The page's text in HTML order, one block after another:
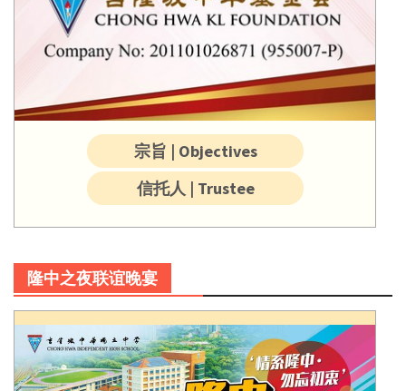
宗旨 | Objectives
信托人 | Trustee
隆中之夜联谊晚宴